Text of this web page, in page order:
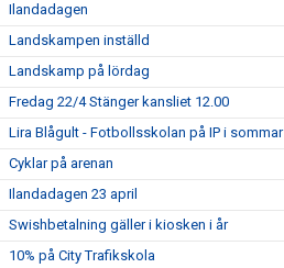
Ilandadagen
Landskampen inställd
Landskamp på lördag
Fredag 22/4 Stänger kansliet 12.00
Lira Blågult - Fotbollsskolan på IP i sommar
Cyklar på arenan
Ilandadagen 23 april
Swishbetalning gäller i kiosken i år
10% på City Trafikskola